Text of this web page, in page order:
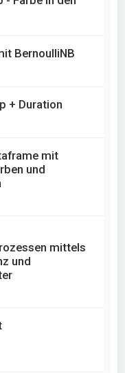
BernoulliNB
+ Duration
mit
und
mittels
und